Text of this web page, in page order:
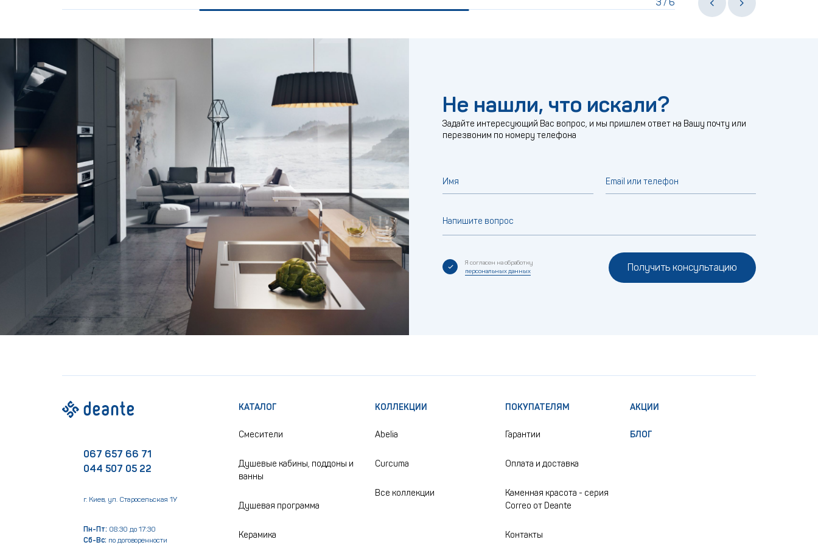
/
Не нашли, что искали?
Задайте интересующий Вас вопрос, и мы пришлем ответ на Вашу почту или
перезвоним по номеру телефона
Имя Email или телефон
Напишите вопрос
Я согласен на обработку
персональных данных
Получить консультацию
КАТАЛОГ
Смесители
Душевые кабины, поддоны и
ванны
Душевая программа
Керамика
КОЛЛЕКЦИИ
Abelia
Curcuma
Все коллекции
ПОКУПАТЕЛЯМ
Гарантии
Оплата и доставка
Каменная красота - серия
Correo от Deante
Контакты
АКЦИИ
БЛОГ
067 657 66 71
044 507 05 22
г. Киев, ул. Старосельская 1У
Пн-Пт: 08:30 до 17:30
Сб-Вс: по договоренности